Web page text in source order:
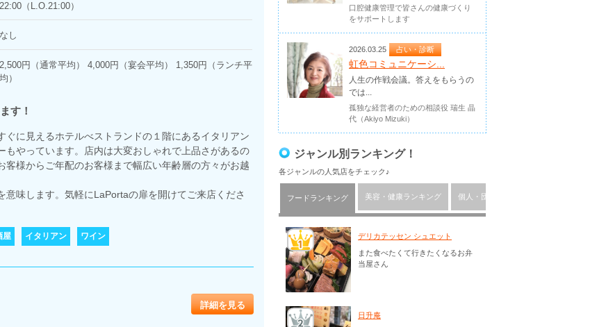
22:00（L.O.21:00）
なし
2,500円（通常平均） 4,000円（宴会平均） 1,350円（ランチ平
均）
す！
に見えるホテルべストランドの１階にあるイタリアン
もやっています。店内は大変おしゃれで上品さがあるの
様からご年配のお客様まで幅広い年齢層の方々がお越
味します。気軽にLaPortaの扉を開けてご来店くださ
屋 イタリアン ワイン
詳細を見る
口腔健康管理で皆さんの健康づくり
をサポートします
2026.03.25 占い・診断
虹色コミュニケーシ...
人生の作戦会議。答えをもらうの
では...
孤独な経営者のための相談役 瑞生 晶
代（Akiyo Mizuki）
ジャンル別ランキング！
各ジャンルの人気店をチェック♪
フードランキング 美容・健康ランキング 個人・団体ランキング
デリカテッセン シュエット
また食べたくて行きたくなるお弁
当屋さん
日升庵